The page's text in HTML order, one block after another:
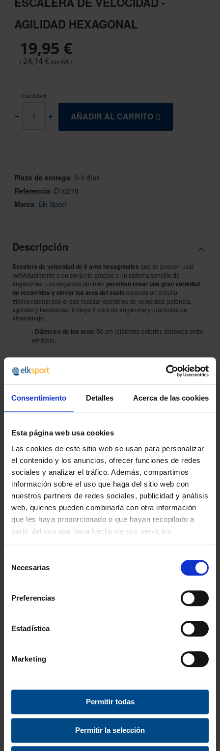
Consentimiento Detalles Acerca de las cookies
Esta página web usa cookies
Las cookies de este sitio web se usan para personalizar
el contenido y los anuncios, ofrecer funciones de redes
sociales y analizar el tráfico. Además, compartimos
información sobre el uso que haga del sitio web con
nuestros partners de redes sociales, publicidad y análisis
web, quienes pueden combinarla con otra información
que les haya proporcionado o que hayan recopilado a
partir del uso que haya hecho de sus servicios.
Necesarias
Preferencias
Estadística
Marketing
Permitir todas
Permitir la selección
the
images
gallery
AGILIDAD HEXAGONAL
19,95 €
24,14 €
Cantidad
AÑADIR AL CARRITO
Plazo de entrega: 2-3 días
Referencia: D10278
Marca: Elk Sport
Descripción
Escalera de velocidad de 6 aros hexagonales que se pueden usar
individualmente o en conjunto gracias a un sistema sencillo de
enganches. Los engarces también permiten crear una gran variedad
de recorridos y elevar los aros del suelocreando un circuito
tridimensional con el que realizar ejercicios de velocidad, potencia,
agilidad y flexibilidad. Incluye 6 clips de enganche y una bolsa de
almacenaje.
· Diámetro de los aros: 56 cm (diámetro exterior, distancia entre
vértices).
Desde 1988
Especialistas en colectivos
Descubre nuestras ventajas
Envío gratis
A partir de 100€
Garantía
En cambio y devolución